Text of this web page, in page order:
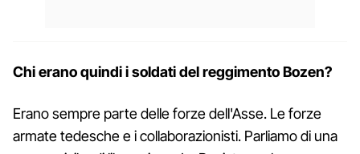
Chi erano quindi i soldati del reggimento Bozen?
Erano sempre parte delle forze dell'Asse. Le forze
armate tedesche e i collaborazionisti. Parliamo di una